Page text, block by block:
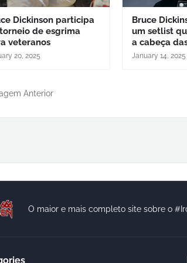
Dickinson participa
de esgrima
veteranos
20, 2025
Bruce
um setlist
a cabeça
January 14, 2025
Anterior
O maior e mais completo site sobre o